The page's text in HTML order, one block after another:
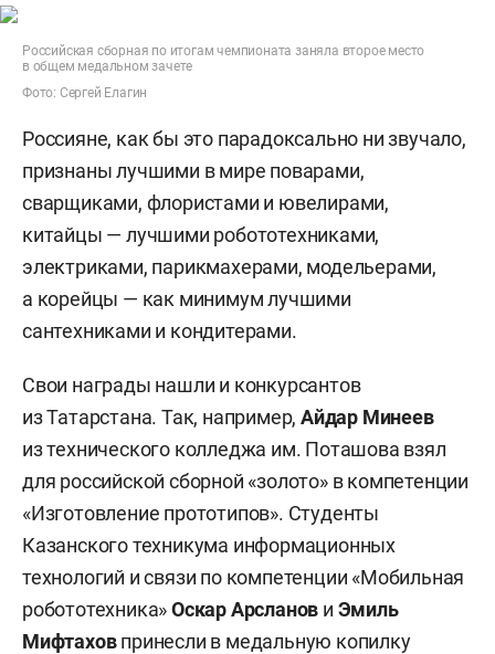
Российская сборная по итогам чемпионата заняла второе место
в общем медальном зачете
Фото: Сергей Елагин
Россияне, как бы это парадоксально ни звучало,
признаны лучшими в мире поварами,
сварщиками, флористами и ювелирами,
китайцы — лучшими робототехниками,
электриками, парикмахерами, модельерами,
а корейцы — как минимум лучшими
сантехниками и кондитерами.
Свои награды нашли и конкурсантов
из Татарстана. Так, например,Айдар Минеев
из технического колледжа им. Поташова взял
для российской сборной «золото» в компетенции
«Изготовление прототипов». Студенты
Казанского техникума информационных
технологий и связи по компетенции «Мобильная
робототехника»Оскар Арсланов и Эмиль
Мифтаховпринесли в медальную копилку